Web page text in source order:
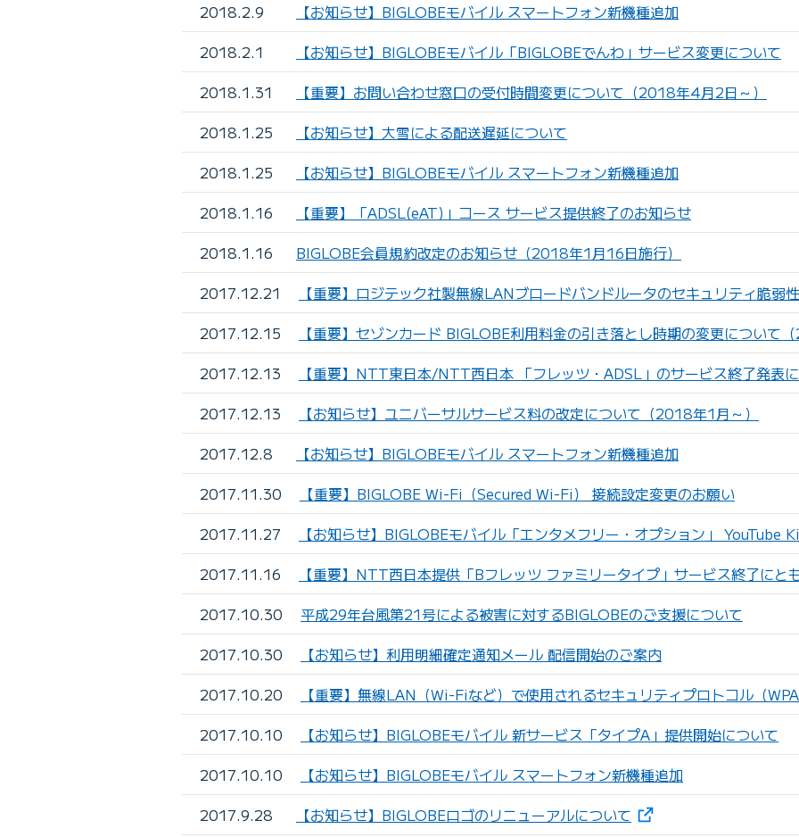
2018.2.9
【お知らせ】BIGLOBEモバイル スマートフォン新機種追加
2018.2.1
【お知らせ】BIGLOBEモバイル「BIGLOBEでんわ」サービス変更について
2018.1.31
【重要】お問い合わせ窓口の受付時間変更について（2018年4月2日～）
2018.1.25
【お知らせ】大雪による配送遅延について
2018.1.25
【お知らせ】BIGLOBEモバイル スマートフォン新機種追加
2018.1.16
【重要】「ADSL(eAT)」コース サービス提供終了のお知らせ
2018.1.16
BIGLOBE会員規約改定のお知らせ（2018年1月16日施行）
2017.12.21
【重要】ロジテック社製無線LANブロードバンドルータのセキュリティ脆弱
2017.12.15
【重要】セゾンカード BIGLOBE利用料金の引き落とし時期の変更について
2017.12.13
【重要】NTT東日本/NTT西日本 「フレッツ・ADSL」のサービス終了発表
2017.12.13
【お知らせ】ユニバーサルサービス料の改定について（2018年1月～）
2017.12.8
【お知らせ】BIGLOBEモバイル スマートフォン新機種追加
2017.11.30
【重要】BIGLOBE Wi-Fi（Secured Wi-Fi） 接続設定変更のお願い
2017.11.27
【お知らせ】BIGLOBEモバイル「エンタメフリー・オプション」 YouTube
2017.11.16
【重要】NTT西日本提供「Bフレッツ ファミリータイプ」サービス終了にと
2017.10.30
平成29年台風第21号による被害に対するBIGLOBEのご支援について
2017.10.30
【お知らせ】利用明細確定通知メール 配信開始のご案内
2017.10.20
【重要】無線LAN（Wi-Fiなど）で使用されるセキュリティプロトコル（
2017.10.10
【お知らせ】BIGLOBEモバイル 新サービス「タイプA」提供開始について
2017.10.10
【お知らせ】BIGLOBEモバイル スマートフォン新機種追加
2017.9.28
【お知らせ】BIGLOBEロゴのリニューアルについて （新しいタブで開きます）